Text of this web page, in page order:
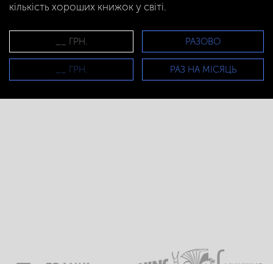
кількість хороших книжок у світі.
РАЗОВО
РАЗ НА МІСЯЦЬ